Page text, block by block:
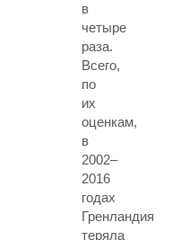
в
четыре
раза.
Всего,
по
их
оценкам,
в
2002–
2016
годах
Гренландия
теряла